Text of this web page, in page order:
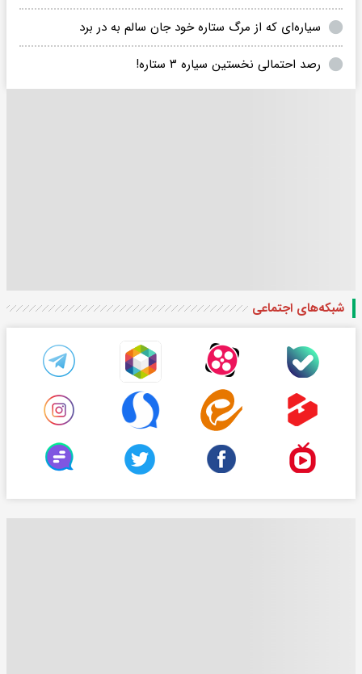
سیاره‌ای که از مرگ ستاره خود جان سالم به در برد
رصد احتمالی نخستین سیاره ۳ ستاره!
شبکه‌های اجتماعی